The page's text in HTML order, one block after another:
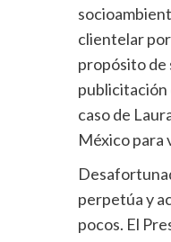
clientelar
propósito de
publicitación
caso de
México para
perpetúa y
pocos. El